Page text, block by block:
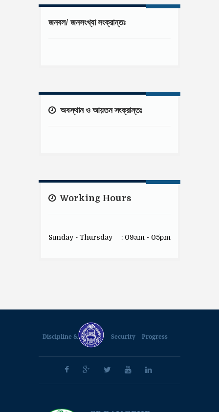
জনবল/ জনসংখ্যা সংক্রান্তঃ
অবস্থান ও আয়তন সংক্রান্তঃ
Working Hours
Sunday - Thursday : 09am - 05pm
Discipline & Security Progress